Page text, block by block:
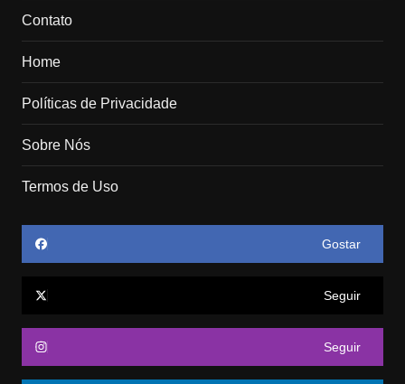
Contato
Home
Políticas de Privacidade
Sobre Nós
Termos de Uso
Gostar
Seguir
Seguir